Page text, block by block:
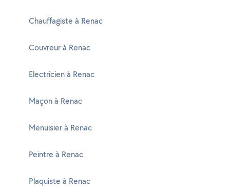
Chauffagiste à Renac
Couvreur à Renac
Electricien à Renac
Maçon à Renac
Menuisier à Renac
Peintre à Renac
Plaquiste à Renac